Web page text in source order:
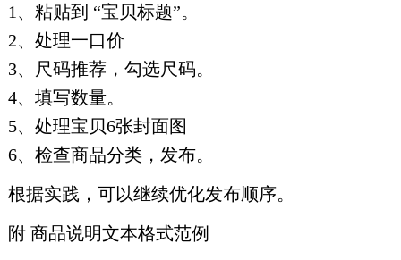
1、粘贴到 “宝贝标题”。
2、处理一口价
3、尺码推荐，勾选尺码。
4、填写数量。
5、处理宝贝6张封面图
6、检查商品分类，发布。
根据实践，可以继续优化发布顺序。
附 商品说明文本格式范例